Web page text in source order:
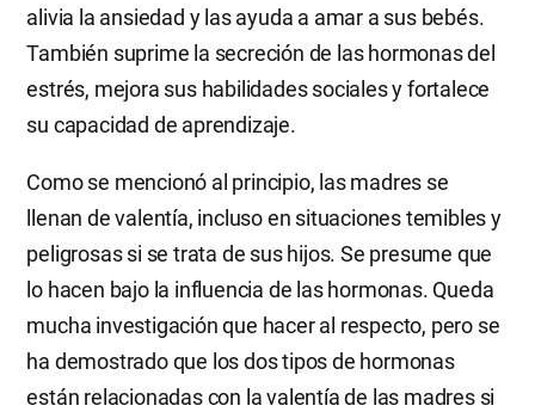
alivia la ansiedad y las ayuda a amar a sus bebés.
También suprime la secreción de las hormonas del
estrés, mejora sus habilidades sociales y fortalece
su capacidad de aprendizaje.
Como se mencionó al principio, las madres se
llenan de valentía, incluso en situaciones temibles y
peligrosas si se trata de sus hijos. Se presume que
lo hacen bajo la influencia de las hormonas. Queda
mucha investigación que hacer al respecto, pero se
ha demostrado que los dos tipos de hormonas
están relacionadas con la valentía de las madres si